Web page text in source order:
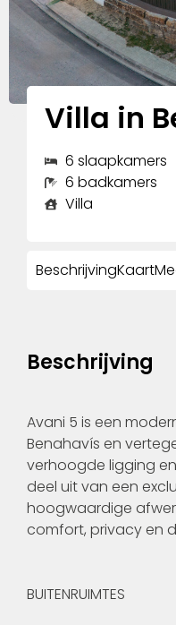
Villa in
6 slaapkamers
6 badkamers
Villa
BeschrijvingKaart
Beschrijving
Avani 5 is een
Benahavís en
verhoogde ligging
deel uit van een
hoogwaardige
comfort, privacy en
BUITENRUIMTES